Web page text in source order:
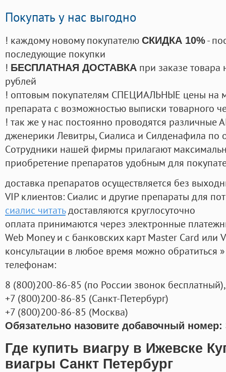
Покупать у нас выгодно
! каждому новому покупателю СКИДКА 10%-
последующие покупки
! БЕСПЛАТНАЯ ДОСТАВКА при заказе
рублей
! оптовым покупателям СПЕЦИАЛЬНЫЕ цены на
препарата с возможностью выписки товарного
! так же у нас постоянно проводятся
дженерики Левитры, Сиалиса и Силденафила по
Cотрудники нашей фирмы прилагают
приобретение препаратов удобным для
доставка препаратов осуществляется без
VIP клиентов: Сиалис и другие препараты для
сиалис читатьдоставляются круглосуточно
оплата принимаются через электронные
Web Money и с банковских карт Master Card или
консультации в любое время можно обратиться
телефонам:
8 (800)200-86-85 (по России звонок бесплатный),
+7 (800)200-86-85 (Санкт-Петербург)
+7 (800)200-86-85 (Москва)
Обязательно назовите добавочный номер:
Где купить виагру в Ижевске
виагры Санкт Петербург